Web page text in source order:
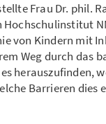
Frau Dr. phil.
von Kindern mit
Weg durch das
herauszufinden,
Barrieren dies